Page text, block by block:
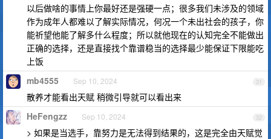
以后做啥的事情上你最好还是强硬一点；很多我们未涉及的领域
作为成年人都难以了解实际情况，何况一个未出社会的孩子，你
能祈望他能了解多什么程度；所以就他现在的认知完全不能做出
正确的选择，还是直接找个靠谱稳当的选择最少能保证下限能吃
上饭
31
mb4555 Sep 10, 2024
散养才能看出天赋 稍微引导就可以看出来
32
HeFengzz Sep 10, 2024
> 如果是当选手，靠努力是无法得到结果的，这是完全由天赋觉